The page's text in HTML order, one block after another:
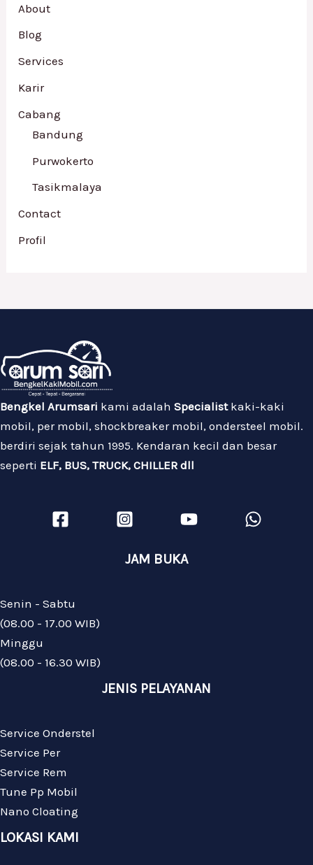
About
Blog
Services
Karir
Cabang
Bandung
Purwokerto
Tasikmalaya
Contact
Profil
Bengkel Arumsari kami adalah Specialistkaki-kaki
mobil, per mobil, shockbreaker mobil, ondersteel mobil.
berdiri sejak tahun 1995. Kendaran kecil dan besar
seperti ELF, BUS, TRUCK, CHILLER dll
JAM BUKA
Senin - Sabtu
(08.00 - 17.00 WIB)
Minggu
(08.00 - 16.30 WIB)
JENIS PELAYANAN
Service Onderstel
Service Per
Service Rem
Tune Pp Mobil
Nano Cloating
LOKASI KAMI